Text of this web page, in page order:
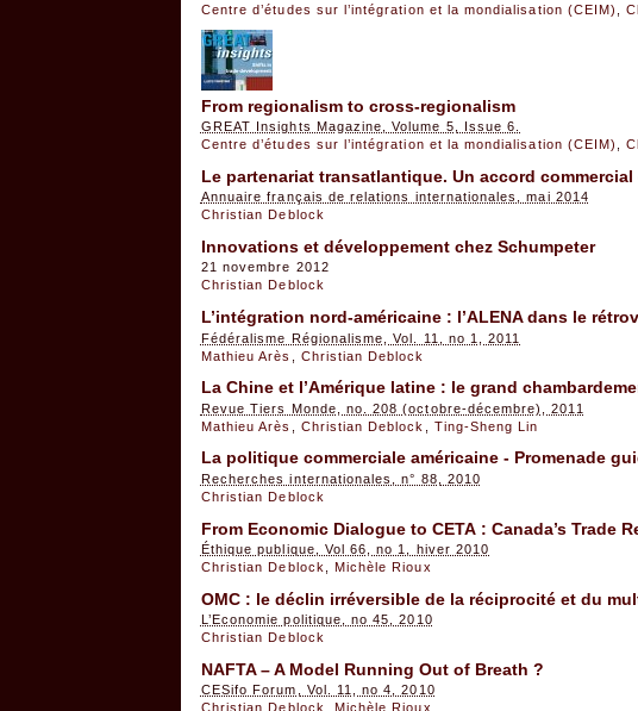
Centre d’études sur l’intégration et la mondialisation (CEIM)
,
From regionalism to cross-regionalism
GREAT Insights Magazine, Volume 5, Issue 6.
Centre d’études sur l’intégration et la mondialisation (CEIM)
,
Le partenariat transatlantique. Un accord
Annuaire français de relations internationales, mai 2014
Christian Deblock
Innovations et développement chez Schumpeter
21 novembre 2012
Christian Deblock
L’intégration nord-américaine : l’ALENA dans le
Fédéralisme Régionalisme, Vol. 11, no 1, 2011
Mathieu Arès
Christian Deblock
La Chine et l’Amérique latine : le grand
Revue Tiers Monde, no. 208 (octobre-décembre), 2011
Mathieu Arès
Christian Deblock Ting-Sheng Lin
La politique commerciale américaine - Promenade
Recherches internationales, n° 88, 2010
Christian Deblock
From Economic Dialogue to CETA : Canada’s Trade
Éthique publique, Vol 66, no 1, hiver 2010
Christian Deblock
Michèle Rioux
OMC : le déclin irréversible de la réciprocité et du
L’Economie politique, no 45, 2010
Christian Deblock
NAFTA – A Model Running Out of Breath ?
CESifo Forum, Vol. 11, no 4, 2010
Christian Deblock
Michèle Rioux